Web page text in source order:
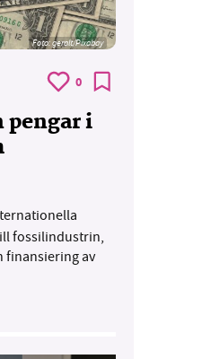
Foto:geralt/Pixabay
0
pengar i
fossilindustrin,
finansiering av